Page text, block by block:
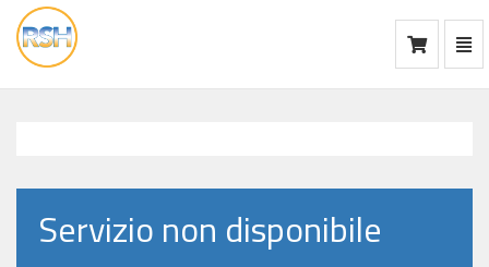
vai
alla
Servizio non disponibile